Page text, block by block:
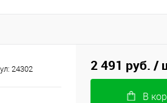
24302 2 491 руб. /
В